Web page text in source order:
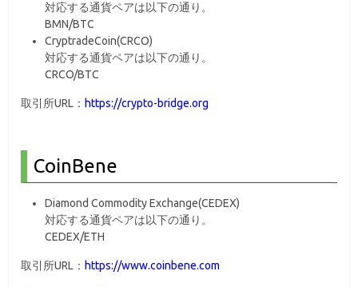
対応する通貨ペアは以下の通り。
BMN/BTC
CryptradeCoin(CRCO)
対応する通貨ペアは以下の通り。
CRCO/BTC
取引所URL： https://crypto-bridge.org
CoinBene
Diamond Commodity Exchange(CEDEX)
対応する通貨ペアは以下の通り。
CEDEX/ETH
取引所URL： https://www.coinbene.com